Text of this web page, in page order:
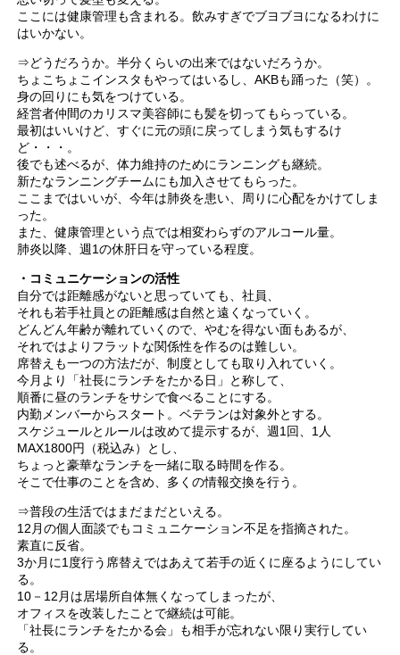
ここには健康管理も含まれる。飲みすぎでブヨブヨになるわけに
はいかない。
⇒どうだろうか。半分くらいの出来ではないだろうか。
ちょこちょこインスタもやってはいるし、AKBも踊った（笑）。
身の回りにも気をつけている。
経営者仲間のカリスマ美容師にも髪を切ってもらっている。
最初はいいけど、すぐに元の頭に戻ってしまう気もするけ
ど・・・。
後でも述べるが、体力維持のためにランニングも継続。
新たなランニングチームにも加入させてもらった。
ここまではいいが、今年は肺炎を患い、周りに心配をかけてしま
った。
また、健康管理という点では相変わらずのアルコール量。
肺炎以降、週1の休肝日を守っている程度。
・コミュニケーションの活性
自分では距離感がないと思っていても、社員、
それも若手社員との距離感は自然と遠くなっていく。
どんどん年齢が離れていくので、やむを得ない面もあるが、
それではよりフラットな関係性を作るのは難しい。
席替えも一つの方法だが、制度としても取り入れていく。
今月より「社長にランチをたかる日」と称して、
順番に昼のランチをサシで食べることにする。
内勤メンバーからスタート。ベテランは対象外とする。
スケジュールとルールは改めて提示するが、週1回、1人
MAX1800円（税込み）とし、
ちょっと豪華なランチを一緒に取る時間を作る。
そこで仕事のことを含め、多くの情報交換を行う。
⇒普段の生活ではまだまだといえる。
12月の個人面談でもコミュニケーション不足を指摘された。
素直に反省。
3か月に1度行う席替えではあえて若手の近くに座るようにしてい
る。
10－12月は居場所自体無くなってしまったが、
オフィスを改装したことで継続は可能。
「社長にランチをたかる会」も相手が忘れない限り実行してい
る。